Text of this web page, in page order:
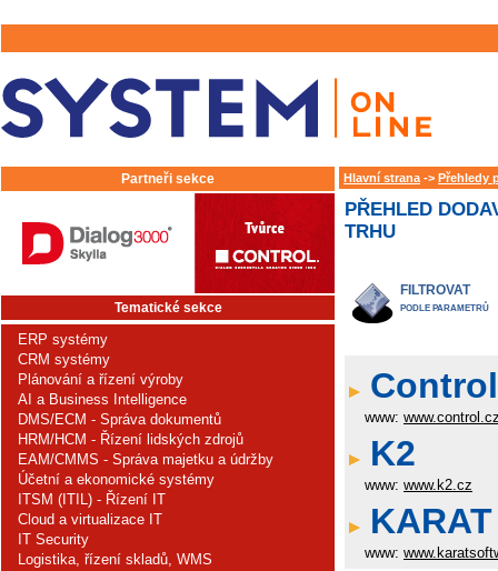
Partneři sekce
Tematické sekce
ERP systémy
CRM systémy
Plánování a řízení výroby
AI a Business Intelligence
DMS/ECM - Správa dokumentů
HRM/HCM - Řízení lidských zdrojů
EAM/CMMS - Správa majetku a údržby
Účetní a ekonomické systémy
ITSM (ITIL) - Řízení IT
Cloud a virtualizace IT
IT Security
Logistika, řízení skladů, WMS
Hlavní strana -> Přehledy
PŘEHLED
TRHU
FILTROVAT
PODLE PARAMETRŮ
www:
K2
www: www.k2.cz
www: